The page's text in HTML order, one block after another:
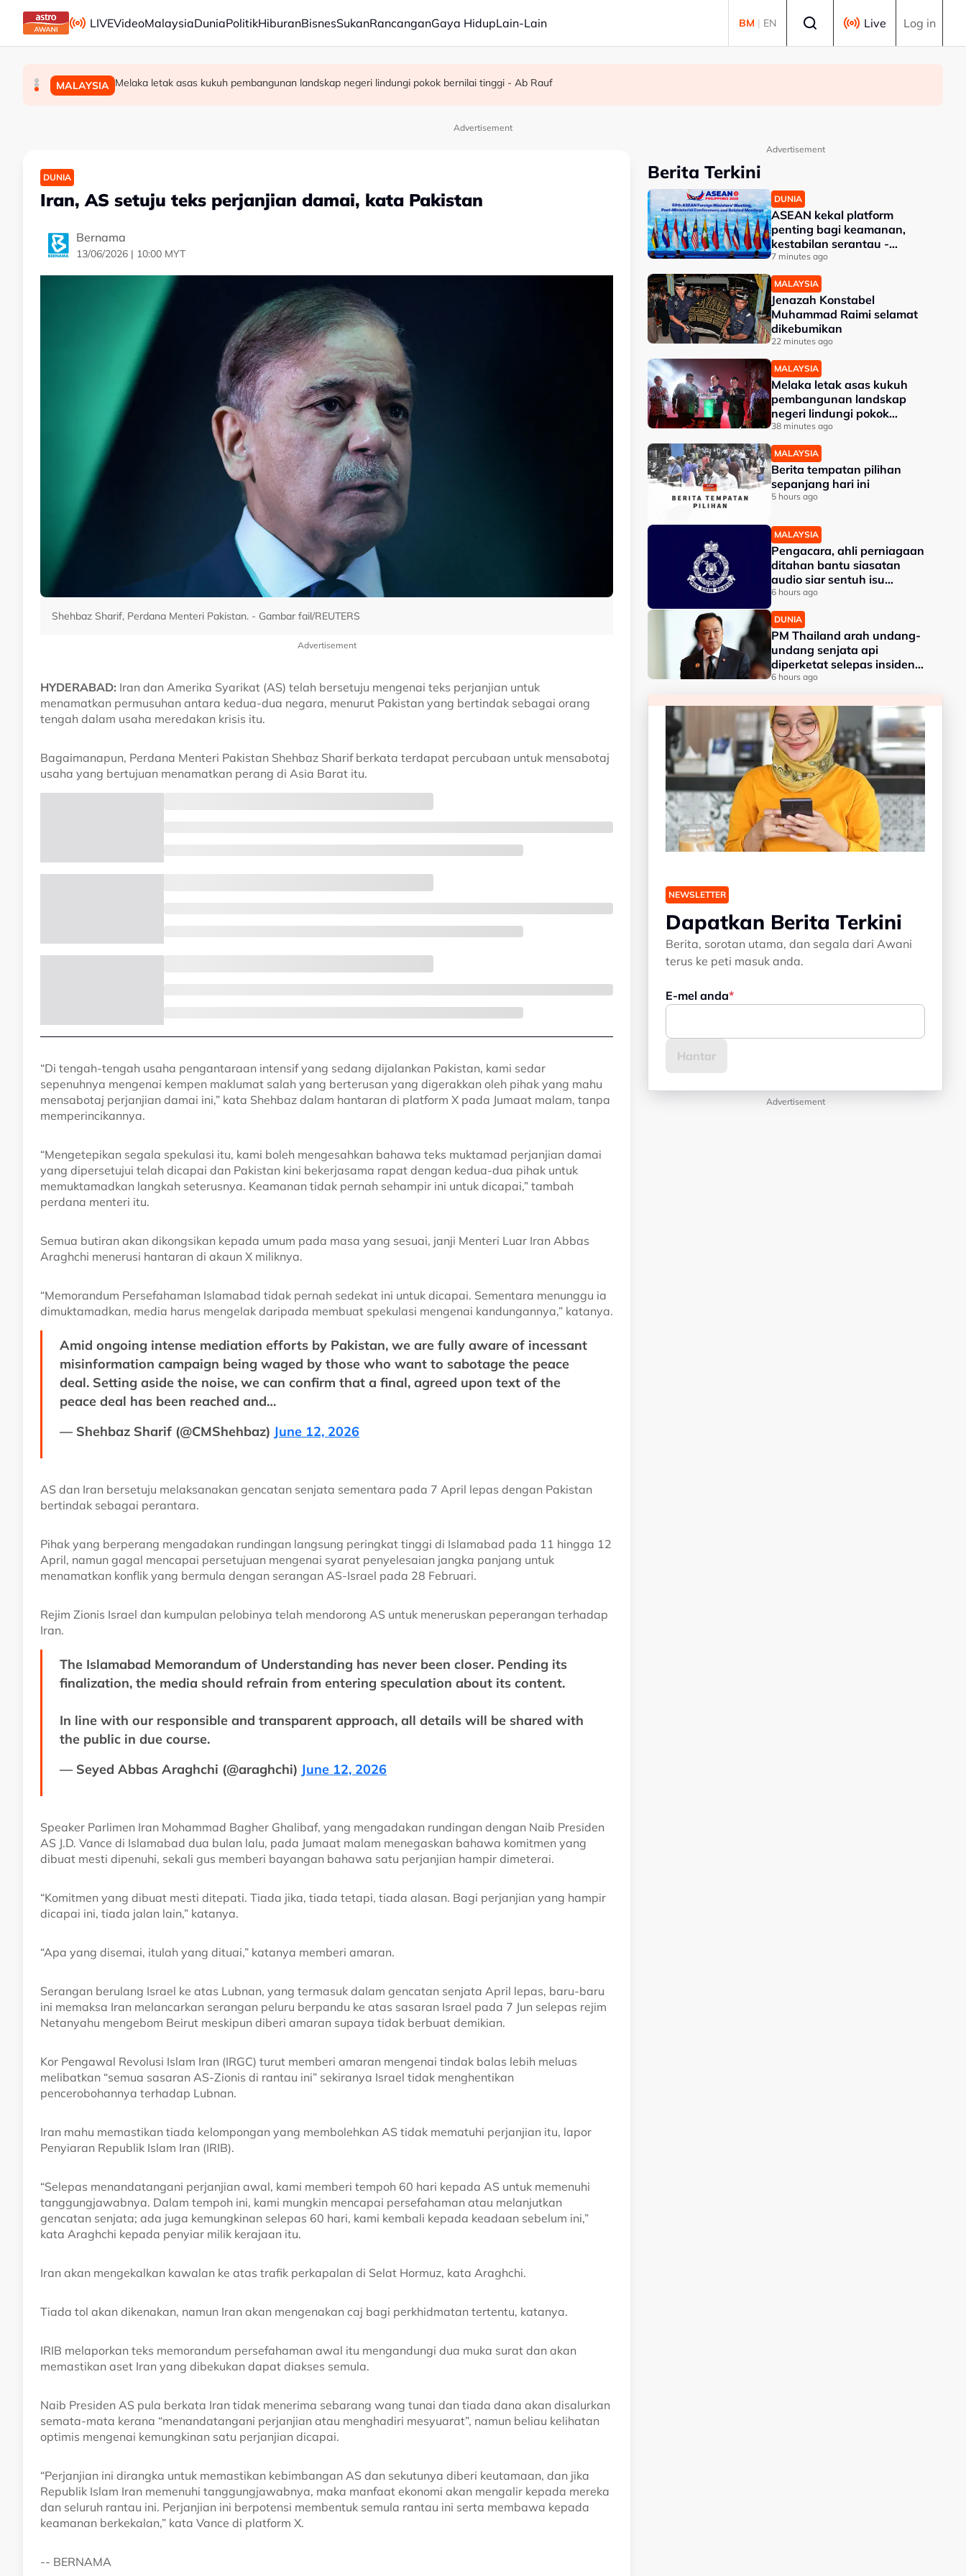
Skip to main content
LIVEVideoMalaysiaDuniaPolitikHiburanBisnesSukanRancanganGaya HidupLain-Lain BM | EN Live Log in
DUNIA ASEAN kekal platform penting bagi keamanan, kestabilan serantau - Menteri Luar Kemboja
MALAYSIA Jenazah Konstabel Muhammad Raimi selamat dikebumikan
MALAYSIA Melaka letak asas kukuh pembangunan landskap negeri lindungi pokok bernilai tinggi - Ab Rauf
Advertisement
DUNIA
Iran, AS setuju teks perjanjian damai, kata Pakistan
Bernama
13/06/2026 | 10:00 MYT
Shehbaz Sharif, Perdana Menteri Pakistan. - Gambar fail/REUTERS
Advertisement
HYDERABAD: Iran dan Amerika Syarikat (AS) telah bersetuju mengenai teks perjanjian untuk
menamatkan permusuhan antara kedua-dua negara, menurut Pakistan yang bertindak sebagai orang
tengah dalam usaha meredakan krisis itu.
Bagaimanapun, Perdana Menteri Pakistan Shehbaz Sharif berkata terdapat percubaan untuk mensabotaj
usaha yang bertujuan menamatkan perang di Asia Barat itu.
“Di tengah-tengah usaha pengantaraan intensif yang sedang dijalankan Pakistan, kami sedar
sepenuhnya mengenai kempen maklumat salah yang berterusan yang digerakkan oleh pihak yang mahu
mensabotaj perjanjian damai ini,” kata Shehbaz dalam hantaran di platform X pada Jumaat malam, tanpa
memperincikannya.
“Mengetepikan segala spekulasi itu, kami boleh mengesahkan bahawa teks muktamad perjanjian damai
yang dipersetujui telah dicapai dan Pakistan kini bekerjasama rapat dengan kedua-dua pihak untuk
memuktamadkan langkah seterusnya. Keamanan tidak pernah sehampir ini untuk dicapai,” tambah
perdana menteri itu.
Semua butiran akan dikongsikan kepada umum pada masa yang sesuai, janji Menteri Luar Iran Abbas
Araghchi menerusi hantaran di akaun X miliknya.
“Memorandum Persefahaman Islamabad tidak pernah sedekat ini untuk dicapai. Sementara menunggu ia
dimuktamadkan, media harus mengelak daripada membuat spekulasi mengenai kandungannya,” katanya.
Amid ongoing intense mediation efforts by Pakistan, we are fully aware of incessant
misinformation campaign being waged by those who want to sabotage the peace
deal. Setting aside the noise, we can confirm that a final, agreed upon text of the
peace deal has been reached and…
— Shehbaz Sharif (@CMShehbaz) June 12, 2026
AS dan Iran bersetuju melaksanakan gencatan senjata sementara pada 7 April lepas dengan Pakistan
bertindak sebagai perantara.
Pihak yang berperang mengadakan rundingan langsung peringkat tinggi di Islamabad pada 11 hingga 12
April, namun gagal mencapai persetujuan mengenai syarat penyelesaian jangka panjang untuk
menamatkan konflik yang bermula dengan serangan AS-Israel pada 28 Februari.
Rejim Zionis Israel dan kumpulan pelobinya telah mendorong AS untuk meneruskan peperangan terhadap
Iran.
The Islamabad Memorandum of Understanding has never been closer. Pending its
finalization, the media should refrain from entering speculation about its content.
In line with our responsible and transparent approach, all details will be shared with
the public in due course.
— Seyed Abbas Araghchi (@araghchi) June 12, 2026
Speaker Parlimen Iran Mohammad Bagher Ghalibaf, yang mengadakan rundingan dengan Naib Presiden
AS J.D. Vance di Islamabad dua bulan lalu, pada Jumaat malam menegaskan bahawa komitmen yang
dibuat mesti dipenuhi, sekali gus memberi bayangan bahawa satu perjanjian hampir dimeterai.
“Komitmen yang dibuat mesti ditepati. Tiada jika, tiada tetapi, tiada alasan. Bagi perjanjian yang hampir
dicapai ini, tiada jalan lain,” katanya.
“Apa yang disemai, itulah yang dituai,” katanya memberi amaran.
Serangan berulang Israel ke atas Lubnan, yang termasuk dalam gencatan senjata April lepas, baru-baru
ini memaksa Iran melancarkan serangan peluru berpandu ke atas sasaran Israel pada 7 Jun selepas rejim
Netanyahu mengebom Beirut meskipun diberi amaran supaya tidak berbuat demikian.
Kor Pengawal Revolusi Islam Iran (IRGC) turut memberi amaran mengenai tindak balas lebih meluas
melibatkan “semua sasaran AS-Zionis di rantau ini” sekiranya Israel tidak menghentikan
pencerobohannya terhadap Lubnan.
Iran mahu memastikan tiada kelompongan yang membolehkan AS tidak mematuhi perjanjian itu, lapor
Penyiaran Republik Islam Iran (IRIB).
“Selepas menandatangani perjanjian awal, kami memberi tempoh 60 hari kepada AS untuk memenuhi
tanggungjawabnya. Dalam tempoh ini, kami mungkin mencapai persefahaman atau melanjutkan
gencatan senjata; ada juga kemungkinan selepas 60 hari, kami kembali kepada keadaan sebelum ini,”
kata Araghchi kepada penyiar milik kerajaan itu.
Iran akan mengekalkan kawalan ke atas trafik perkapalan di Selat Hormuz, kata Araghchi.
Tiada tol akan dikenakan, namun Iran akan mengenakan caj bagi perkhidmatan tertentu, katanya.
IRIB melaporkan teks memorandum persefahaman awal itu mengandungi dua muka surat dan akan
memastikan aset Iran yang dibekukan dapat diakses semula.
Naib Presiden AS pula berkata Iran tidak menerima sebarang wang tunai dan tiada dana akan disalurkan
semata-mata kerana “menandatangani perjanjian atau menghadiri mesyuarat”, namun beliau kelihatan
optimis mengenai kemungkinan satu perjanjian dicapai.
“Perjanjian ini dirangka untuk memastikan kebimbangan AS dan sekutunya diberi keutamaan, dan jika
Republik Islam Iran memenuhi tanggungjawabnya, maka manfaat ekonomi akan mengalir kepada mereka
dan seluruh rantau ini. Perjanjian ini berpotensi membentuk semula rantau ini serta membawa kepada
keamanan berkekalan,” kata Vance di platform X.
-- BERNAMA
Advertisement
Berita Terkini
DUNIA
ASEAN kekal platform
penting bagi keamanan,
kestabilan serantau -
Menteri Luar Kemboja
7 minutes ago
MALAYSIA
Jenazah Konstabel
Muhammad Raimi selamat
dikebumikan
22 minutes ago
MALAYSIA
Melaka letak asas kukuh
pembangunan landskap
negeri lindungi pokok
bernilai tinggi - Ab Rauf
38 minutes ago
MALAYSIA
Berita tempatan pilihan
sepanjang hari ini
5 hours ago
MALAYSIA
Pengacara, ahli perniagaan
ditahan bantu siasatan
audio siar sentuh isu
sensitiviti agama
6 hours ago
DUNIA
PM Thailand arah undang-
undang senjata api
diperketat selepas insiden
tembakan di sekolah
6 hours ago
NEWSLETTER
Dapatkan Berita Terkini
Berita, sorotan utama, dan segala dari Awani
terus ke peti masuk anda.
E-mel anda
Advertisement